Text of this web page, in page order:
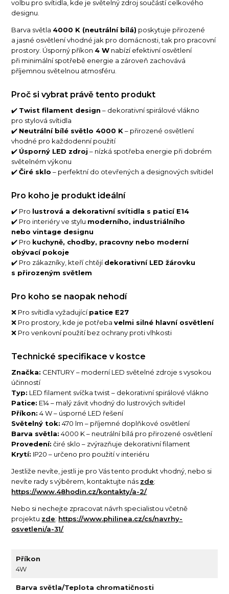
volbu pro svítidla, kde je světelný zdroj součástí celkového
designu.
Barva světla 4000 K (neutrální bílá) poskytuje přirozené
a jasné osvětlení vhodné jak pro domácnosti, tak pro pracovní
prostory. Úsporný příkon 4 W nabízí efektivní osvětlení
při minimální spotřebě energie a zároveň zachovává
příjemnou světelnou atmosféru.
Proč si vybrat právě tento produkt
✔️ Twist filament design – dekorativní spirálové vlákno
pro stylová svítidla
✔️ Neutrální bílé světlo 4000 K – přirozené osvětlení
vhodné pro každodenní použití
✔️ Úsporný LED zdroj – nízká spotřeba energie při dobrém
světelném výkonu
✔️Čiré sklo – perfektní do otevřených a designových svítidel
Pro koho je produkt ideální
✔️ Pro lustrová a dekorativní svítidla s paticí E14
✔️ Pro interiéry ve stylu moderního, industriálního
nebo vintage designu
✔️ Pro kuchyně, chodby, pracovny nebo moderní
obývací pokoje
✔️ Pro zákazníky, kteří chtějídekorativní LED žárovku
s přirozeným světlem
Pro koho se naopak nehodí
❌ Pro svítidla vyžadujícípatice E27
❌ Pro prostory, kde je potřebavelmi silné hlavní osvětlení
❌ Pro venkovní použití bez ochrany proti vlhkosti
Technické specifikace v kostce
Značka: CENTURY – moderní LED světelné zdroje s vysokou
účinností
Typ: LED filament svíčka twist – dekorativní spirálové vlákno
Patice: E14 – malý závit vhodný do lustrových svítidel
Příkon: 4 W – úsporné LED řešení
Světelný tok: 470 lm – příjemné doplňkové osvětlení
Barva světla: 4000 K – neutrální bílá pro přirozené osvětlení
Provedení: čiré sklo – zvýrazňuje dekorativní filament
Krytí: IP20 – určeno pro použití v interiéru
Jestliže nevíte, jestli je pro Vás tento produkt vhodný, nebo si
nevíte rady s výběrem, kontaktujte nás zde:
https://www.48hodin.cz/kontakty/a-2/
Nebo si nechejte zpracovat návrh specialistou včetně
projektu zde: https://www.philinea.cz/cs/navrhy-
osvetleni/a-31/
Příkon
4W
Barva světla/Teplota chromatičnosti